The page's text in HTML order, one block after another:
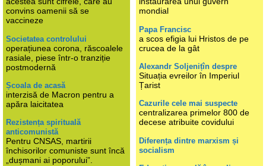
convins oamenii să se
vaccineze
Societatea controlului
operațiunea corona, răscoalele
rasiale, piese într-o tranziție
postmodernă
Școala de acasă
interzisă de Macron pentru a
apăra laicitatea
Rezistența spirituală
anticomunistă
Pentru CNSAS, martirii
închisorilor comuniste sunt încă
„dușmani ai poporului”.
mondial
Papa Francisc
a scos efigia lui Hristos de pe
crucea de la gât
Alexandr Soljenițîn despre
Situația evreilor în Imperiul
Țarist
Cazurile cele mai suspecte
centralizarea primelor 800 de
decese atribuite covidului
Diferența dintre marxism și
socialism